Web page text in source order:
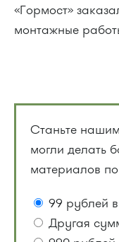
«Гормост»
монтажные
Станьте
могли делать
материалов
99 рублей
Другая